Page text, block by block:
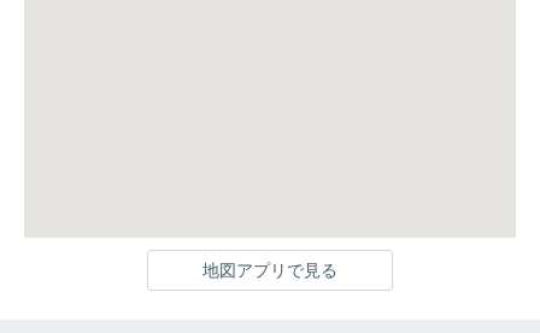
地図アプリで見る